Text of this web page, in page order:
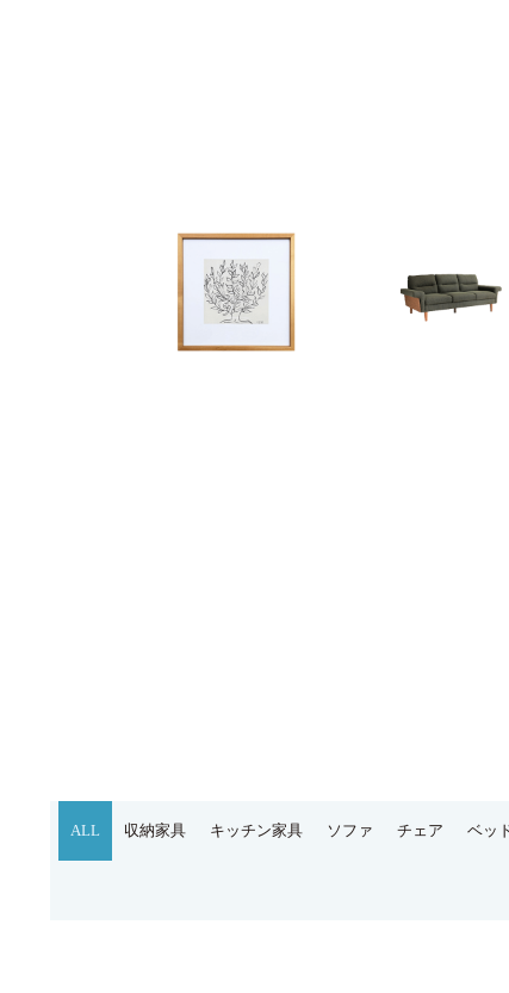
ALL 収納家具 キッチン家具 ソファ チェア ベッ